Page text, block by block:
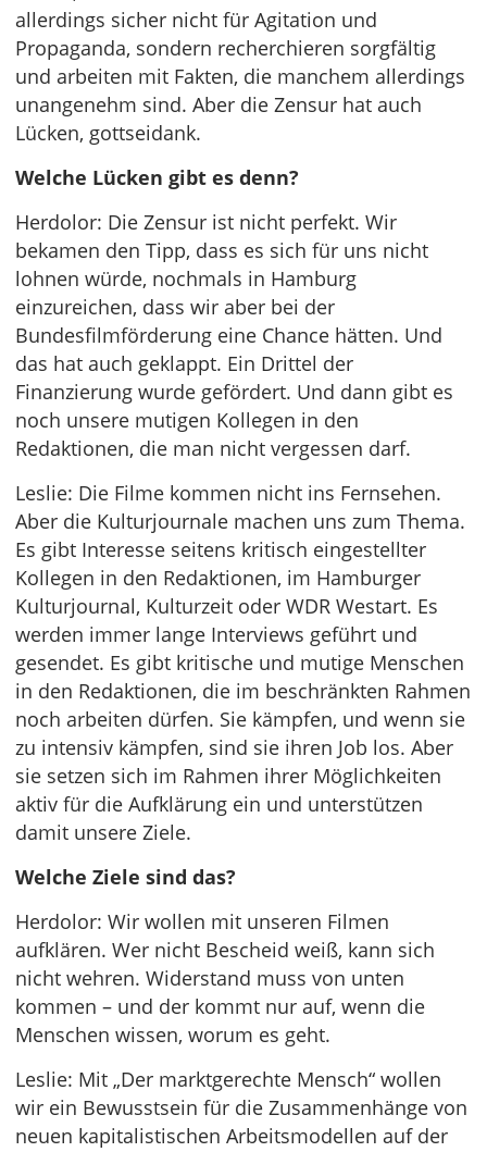
allerdings sicher nicht für Agitation und
Propaganda, sondern recherchieren sorgfältig
und arbeiten mit Fakten, die manchem allerdings
unangenehm sind. Aber die Zensur hat auch
Lücken, gottseidank.
Welche Lücken gibt es denn?
Herdolor: Die Zensur ist nicht perfekt. Wir
bekamen den Tipp, dass es sich für uns nicht
lohnen würde, nochmals in Hamburg
einzureichen, dass wir aber bei der
Bundesfilmförderung eine Chance hätten. Und
das hat auch geklappt. Ein Drittel der
Finanzierung wurde gefördert. Und dann gibt es
noch unsere mutigen Kollegen in den
Redaktionen, die man nicht vergessen darf.
Leslie: Die Filme kommen nicht ins Fernsehen.
Aber die Kulturjournale machen uns zum Thema.
Es gibt Interesse seitens kritisch eingestellter
Kollegen in den Redaktionen, im Hamburger
Kulturjournal, Kulturzeit oder WDR Westart. Es
werden immer lange Interviews geführt und
gesendet. Es gibt kritische und mutige Menschen
in den Redaktionen, die im beschränkten Rahmen
noch arbeiten dürfen. Sie kämpfen, und wenn sie
zu intensiv kämpfen, sind sie ihren Job los. Aber
sie setzen sich im Rahmen ihrer Möglichkeiten
aktiv für die Aufklärung ein und unterstützen
damit unsere Ziele.
Welche Ziele sind das?
Herdolor: Wir wollen mit unseren Filmen
aufklären. Wer nicht Bescheid weiß, kann sich
nicht wehren. Widerstand muss von unten
kommen – und der kommt nur auf, wenn die
Menschen wissen, worum es geht.
Leslie: Mit „Der marktgerechte Mensch“ wollen
wir ein Bewusstsein für die Zusammenhänge von
neuen kapitalistischen Arbeitsmodellen auf der